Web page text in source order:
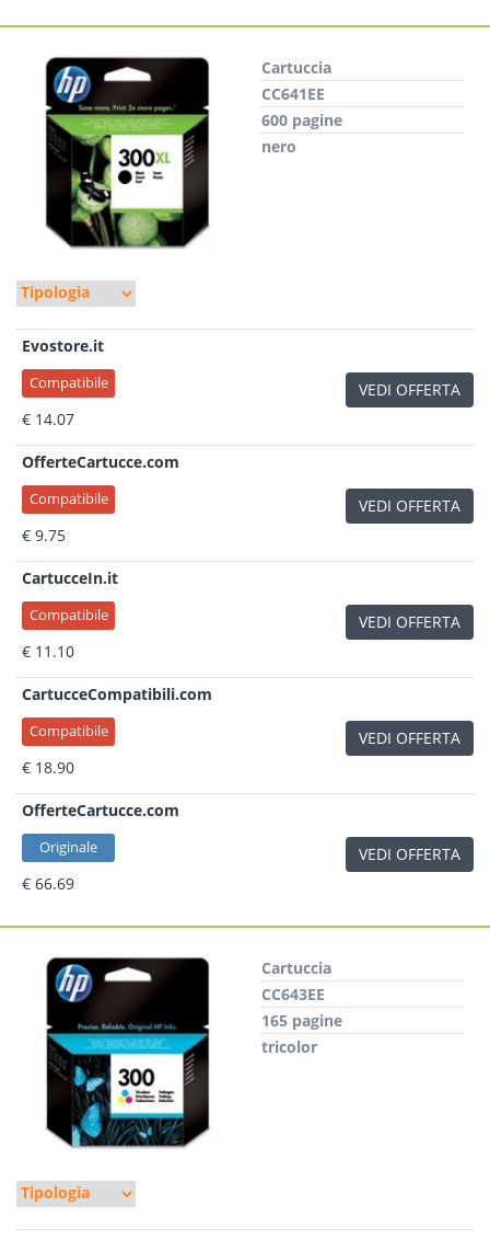
Cartuccia
CC641EE
600 pagine
nero
Evostore.it
Compatibile
€ 14.07
VEDI OFFERTA
OfferteCartucce.com
Compatibile
€ 9.75
VEDI OFFERTA
CartucceIn.it
Compatibile
€ 11.10
VEDI OFFERTA
CartucceCompatibili.com
Compatibile
€ 18.90
VEDI OFFERTA
OfferteCartucce.com
Originale
€ 66.69
VEDI OFFERTA
Cartuccia
CC643EE
165 pagine
tricolor